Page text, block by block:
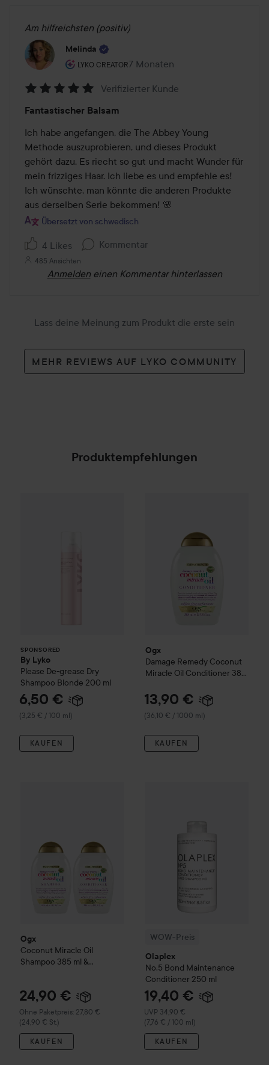
Am hilfreichsten (positiv)
Melinda
LYKO CREATOR
Rolle des Benutzers: Lyko Creator.
7 Monaten
Der Beitrag wurde 7 Monaten
5
von
5
Verifizierter Kunde
Fantastischer Balsam
Ich habe angefangen, die The Abbey Young
Methode auszuprobieren, und dieses Produkt
gehört dazu. Es riecht so gut und macht Wunder für
mein frizziges Haar. Ich liebe es und empfehle es!
Ich wünschte, man könnte die anderen Produkte
aus derselben Serie bekommen! 🌸
Übersetzt von schwedisch
4 Likes Kommentar
485 Ansichten
Anmelden einen Kommentar hinterlassen
Lass deine Meinung zum Produkt die erste sein
MEHR REVIEWS AUF LYKO COMMUNITY
Produktempfehlungen
SPONSORED
By Lyko
Please De-grease Dry
Shampoo Blonde 200 ml
6,50 €
(3,25 € / 100 ml)
KAUFEN
Ogx
Damage Remedy Coconut
Miracle Oil Conditioner 385
13,90 €
(36,10 € / 1000 ml)
KAUFEN
Ogx
Coconut Miracle Oil
Shampoo 385 ml &
24,90 €
Ohne Paketpreis: 27,80 €
(24,90 € St.)
KAUFEN
WOW-Preis
Olaplex
No.5 Bond Maintenance
Conditioner 250 ml
19,40 €
UVP 34,90 €
Empfohlener Preis 34,90 €
(7,76 € / 100 ml)
KAUFEN